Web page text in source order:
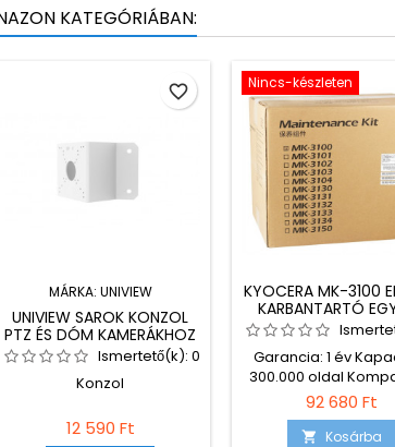
KATEGÓRIÁBAN:
MÁRKA: UNIVIEW
UNIVIEW SAROK KONZOL
PTZ ÉS DÓM KAMERÁKHOZ
(V2)Ismertető(k): 0
Konzol
12 590 Ft
favorite_border Nincs-készleten
KYOCERA MK-3100
KARBANTARTÓ
Garancia: 1 év
300.000 oldal
nyomtatók: FS-
2100D/KL3, 2100DN,
2100DN/KL3
92 680 Ft
 Kosárba